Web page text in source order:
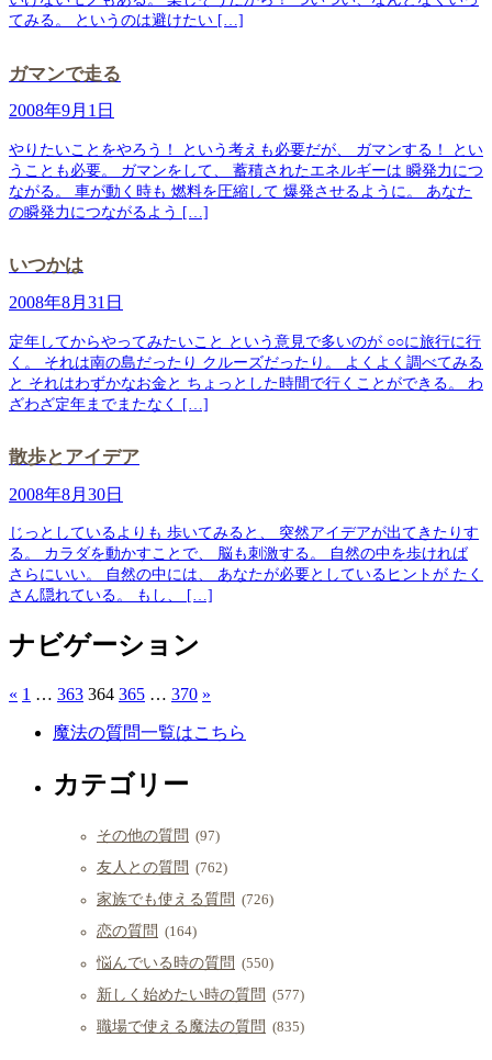
てみる。 というのは避けたい […]
ガマンで走る
2008年9月1日
やりたいことをやろう！ という考えも必要だが、 ガマンする！ とい
うことも必要。 ガマンをして、 蓄積されたエネルギーは 瞬発力につ
ながる。 車が動く時も 燃料を圧縮して 爆発させるように。 あなた
の瞬発力につながるよう […]
いつかは
2008年8月31日
定年してからやってみたいこと という意見で多いのが ○○に旅行に行
く。 それは南の島だったり クルーズだったり。 よくよく調べてみる
と それはわずかなお金と ちょっとした時間で行くことができる。 わ
ざわざ定年までまたなく […]
散歩とアイデア
2008年8月30日
じっとしているよりも 歩いてみると、 突然アイデアが出てきたりす
る。 カラダを動かすことで、 脳も刺激する。 自然の中を歩ければ
さらにいい。 自然の中には、 あなたが必要としているヒントが たく
さん隠れている。 もし、 […]
ナビゲーション
« 1 … 363 364 365 … 370 »
魔法の質問一覧はこちら
カテゴリー
その他の質問 (97)
友人との質問 (762)
家族でも使える質問 (726)
恋の質問 (164)
悩んでいる時の質問 (550)
新しく始めたい時の質問 (577)
職場で使える魔法の質問 (835)